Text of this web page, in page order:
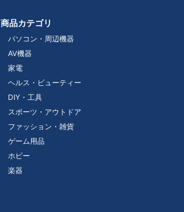
商品カテゴリ
パソコン・周辺機器
AV機器
家電
ヘルス・ビューティー
DIY・工具
スポーツ・アウトドア
ファッション・雑貨
ゲーム用品
ホビー
楽器